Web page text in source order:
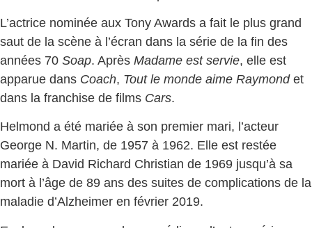
L’actrice nominée aux Tony Awards a fait le plus grand
saut de la scène à l’écran dans la série de la fin des
années 70 Soap. Après Madame est servie, elle est
apparue dans Coach, Tout le monde aime Raymondet
dans la franchise de films Cars.
Helmond a été mariée à son premier mari, l’acteur
George N. Martin, de 1957 à 1962. Elle est restée
mariée à David Richard Christian de 1969 jusqu’à sa
mort à l’âge de 89 ans des suites de complications de la
maladie d’Alzheimer en février 2019.